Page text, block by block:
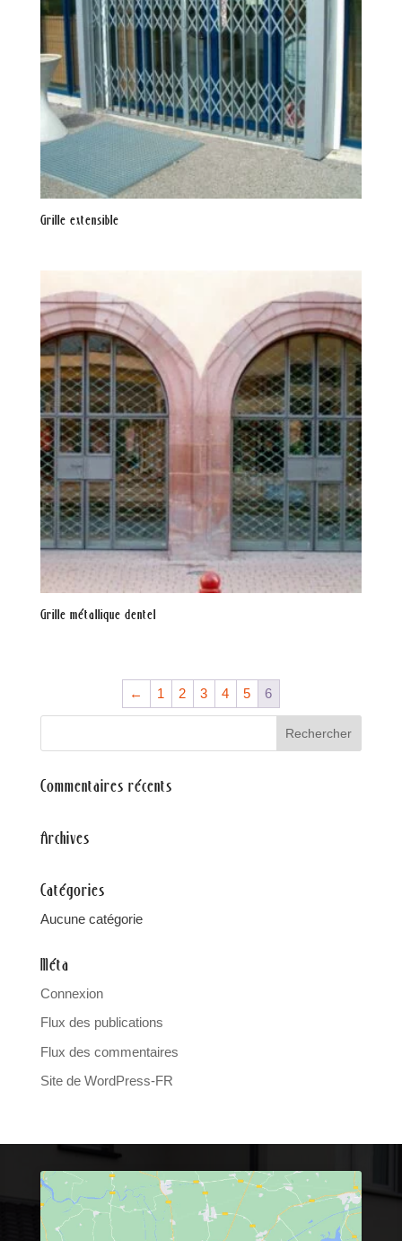
Grille extensible
Grille métallique dentel
← 1 2 3 4 5 6
Commentaires récents
Archives
Catégories
Aucune catégorie
Méta
Connexion
Flux des publications
Flux des commentaires
Site de WordPress-FR